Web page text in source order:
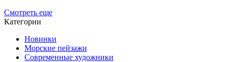
Смотреть еще
Категории
Новинки
Морские пейзажи
Современные художники